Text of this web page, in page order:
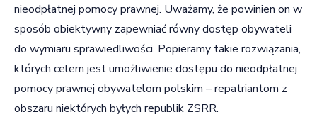
nieodpłatnej pomocy prawnej. Uważamy, że powinien on w
sposób obiektywny zapewniać równy dostęp obywateli
do wymiaru sprawiedliwości. Popieramy takie rozwiązania,
których celem jest umożliwienie dostępu do nieodpłatnej
pomocy prawnej obywatelom polskim – repatriantom z
obszaru niektórych byłych republik ZSRR.